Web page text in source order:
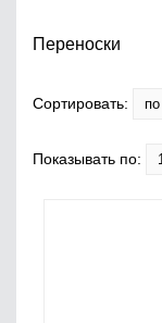
Переноски
Сортировать:
Показывать по: